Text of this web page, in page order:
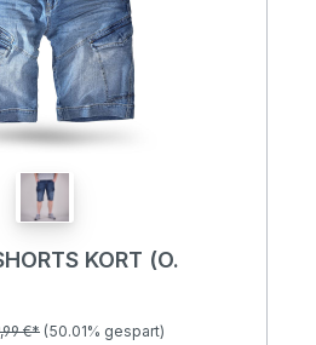
KORT (O.
€* (50.01% gespart)